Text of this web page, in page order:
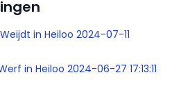
in Heiloo 2024-07-11
in Heiloo 2024-06-27 17:13:11